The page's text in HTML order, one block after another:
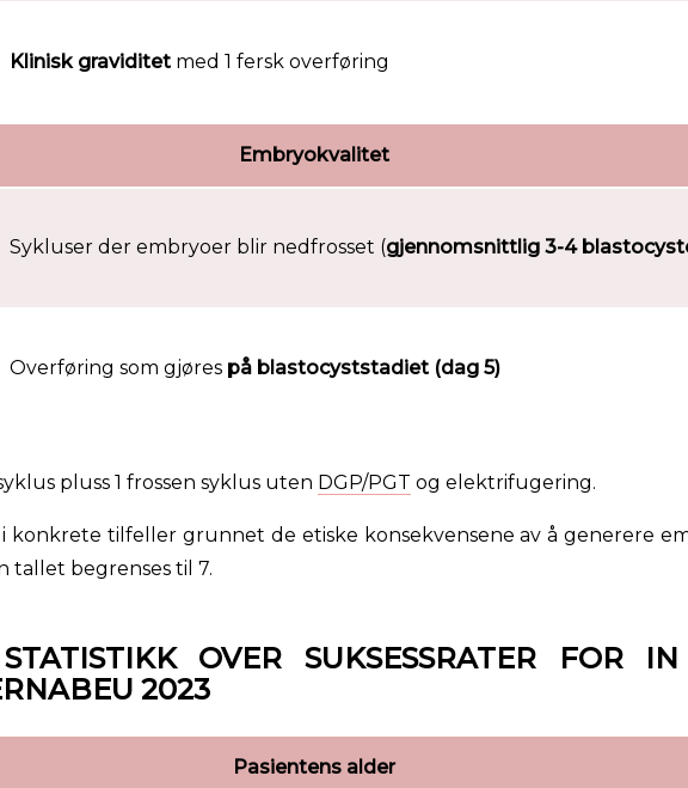
Klinisk graviditet med 1 fersk overføring
Embryokvalitet
Sykluser der embryoer blir nedfrosset (gjennomsnittlig 3-4
Overføring som gjøres på blastocyststadiet (dag 5)
pluss 1 frossen syklus uten DGP/PGT og elektrifugering.
konkrete tilfeller grunnet de etiske konsekvensene av å generere
tallet begrenses til 7.
STATISTIKK OVER SUKSESSRATER FOR
2023
Pasientens alder